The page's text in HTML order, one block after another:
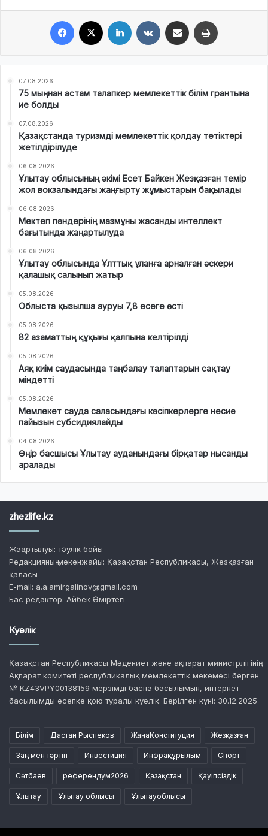
07.08.2026
75 мыңнан астам талапкер мемлекеттік білім грантына
ие болды
07.08.2026
Қазақстанда туризмді мемлекеттік қолдау тетіктері
жетілдірілуде
06.08.2026
Ұлытау облысының әкімі Есет Байкен Жезқазған темір
жол вокзалындағы жаңғырту жұмыстарын бақылады
06.08.2026
Мектеп пәндерінің мазмұны жасанды интеллект
бағытында жаңартылуда
06.08.2026
Ұлытау облысында Ұлттық ұланға арналған әскери
қалашық салынып жатыр
05.08.2026
Облыста қызылша ауруы 7,8 есеге өсті
05.08.2026
82 азаматтың құқығы қалпына келтірілді
05.08.2026
Аяқ киім саудасында таңбалау талаптарын сақтау
міндетті
05.08.2026
Мемлекет сауда саласындағы кәсіпкерлерге несие
пайызын субсидиялайды
04.08.2026
Өңір басшысы Ұлытау ауданындағы бірқатар нысанды
аралады
zhezlife.kz
Жаңартылуы: тәулік бойы
Редакцияның мекенжайы: Қазақстан Республикасы, Жезқазған
қаласы
E-mail: a.a.amirgalinov@gmail.com
Бас редактор: Айбек Әміртегі
Куәлік
Қазақстан Республикасы Мәдениет және ақпарат министрлігінің
Ақпарат комитеті республикалық мемлекеттік мекемесі берген
№ KZ43VPY00138159 мерзімді баспа басылымын, интернет-
басылымды есепке қою туралы куәлік. Берілген күні: 30.12.2025
Білім Дастан Рыспеков ЖаңаКонституция Жезқазған
Заң мен тәртіп Инвестиция Инфрақұрылым Спорт
Сәтбаев референдум2026 Қазақстан Қауіпсіздік
Ұлытау Ұлытау облысы Ұлытауоблысы